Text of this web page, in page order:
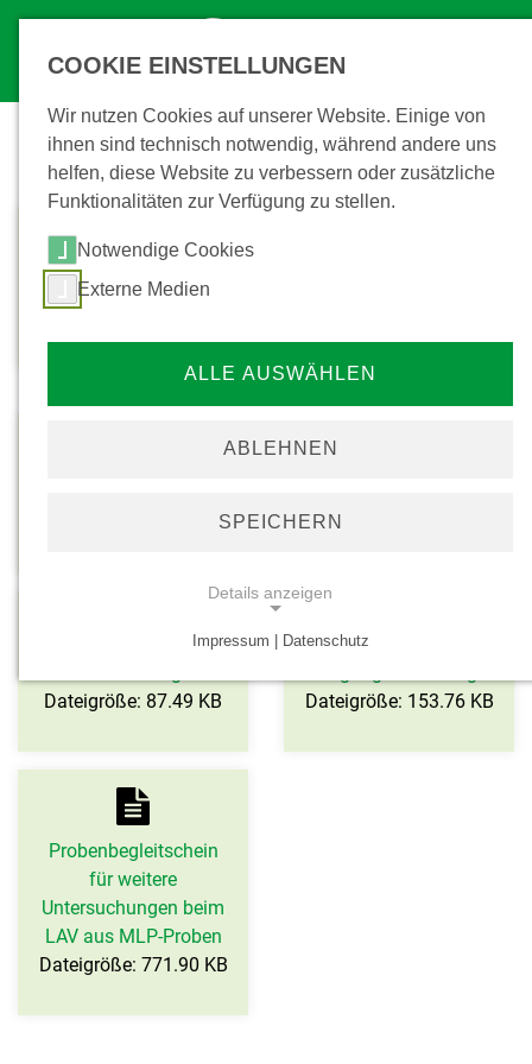
Milchkontrolle
Beitrittsantrag
Dateigröße: 327.11 KB
Dateigröße: 98.96 KB
Dateigröße: 257.08 KB
Dateigröße: 272.55 KB
Dateigröße: 87.49 KB
Dateigröße: 153.76 KB
Probenbegleitschein
für weitere
Untersuchungen beim
LAV aus MLP-Proben
Dateigröße: 771.90 KB
COOKIE EINSTELLUNGEN
Wir nutzen Cookies auf unserer Website. Einige von
ihnen sind technisch notwendig, während andere uns
helfen, diese Website zu verbessern oder zusätzliche
Funktionalitäten zur Verfügung zu stellen.
Notwendige Cookies
Externe Medien
ALLE AUSWÄHLEN
ABLEHNEN
SPEICHERN
Details anzeigen
Notwendige Cookies ermöglichen grundlegende
der Website erforderlich.
Einverständnis-Cookie
Name:
cookie_consent
Zweck:
Dieser Cookie speichert die ausgewählten
Einverständnis-Optionen des Benutzers
Impressum | Datenschutz